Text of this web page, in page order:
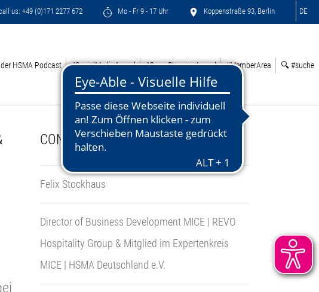
us: +49 (0)171 2277 672 Mo - Fr 9 - 17 Uhr Koppenstraße 93, Berlin DE
HSMA Podcast #SocialMediaAward #GreenSleepingAward #MemberArea 🔍 #suche
CONTACT:
Felix Stockhaus
Director of Business Development MICE | REVO
Hospitality Group & Mitglied im Expertenkreis
MICE | HSMA Deutschland e.V.